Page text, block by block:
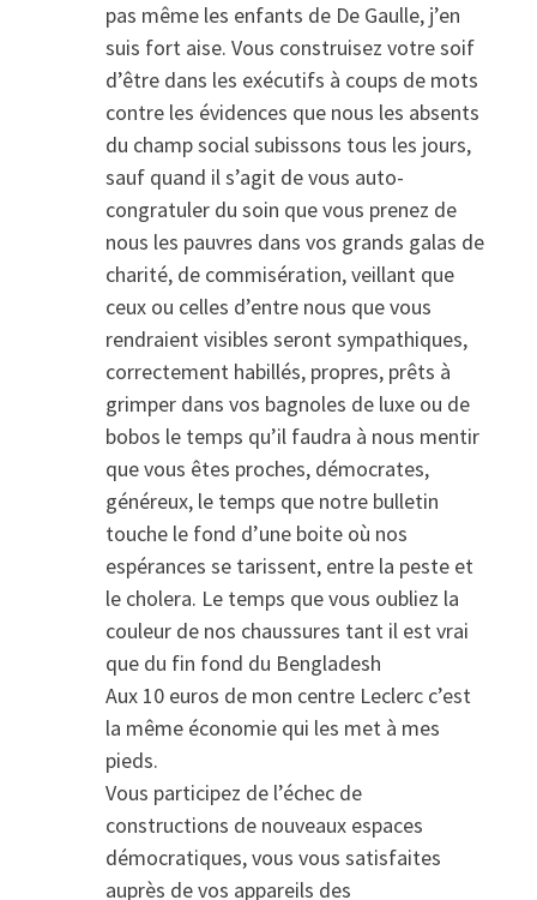
pas même les enfants de De Gaulle, j’en
suis fort aise. Vous construisez votre soif
d’être dans les exécutifs à coups de mots
contre les évidences que nous les absents
du champ social subissons tous les jours,
sauf quand il s’agit de vous auto-
congratuler du soin que vous prenez de
nous les pauvres dans vos grands galas de
charité, de commisération, veillant que
ceux ou celles d’entre nous que vous
rendraient visibles seront sympathiques,
correctement habillés, propres, prêts à
grimper dans vos bagnoles de luxe ou de
bobos le temps qu’il faudra à nous mentir
que vous êtes proches, démocrates,
généreux, le temps que notre bulletin
touche le fond d’une boite où nos
espérances se tarissent, entre la peste et
le cholera. Le temps que vous oubliez la
couleur de nos chaussures tant il est vrai
que du fin fond du Bengladesh
Aux 10 euros de mon centre Leclerc c’est
la même économie qui les met à mes
pieds.
Vous participez de l’échec de
constructions de nouveaux espaces
démocratiques, vous vous satisfaites
auprès de vos appareils des